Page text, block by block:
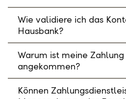
Wie validiere ich das
Hausbank?
Warum ist meine
angekommen?
Können